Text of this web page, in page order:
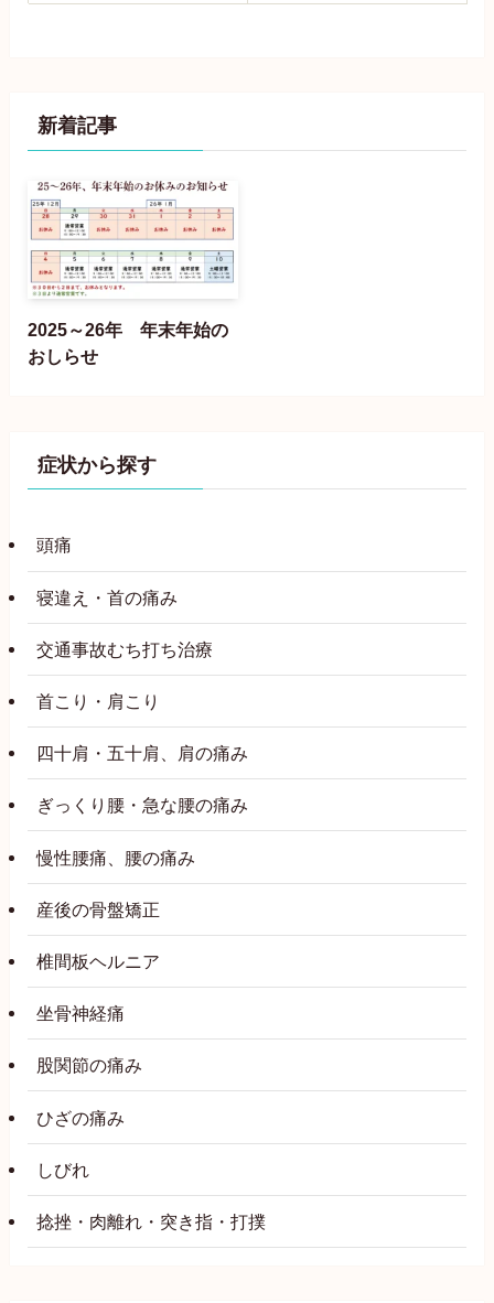
新着記事
2025～26年 年末年始の
おしらせ
症状から探す
頭痛
寝違え・首の痛み
交通事故むち打ち治療
首こり・肩こり
四十肩・五十肩、肩の痛み
ぎっくり腰・急な腰の痛み
慢性腰痛、腰の痛み
産後の骨盤矯正
椎間板ヘルニア
坐骨神経痛
股関節の痛み
ひざの痛み
しびれ
捻挫・肉離れ・突き指・打撲